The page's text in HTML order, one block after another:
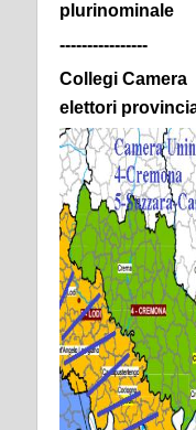
plurinominale
----------------
Collegi
elettori